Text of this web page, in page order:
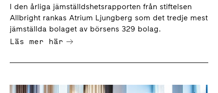
I den årliga jämställdshetsrapporten från stiftelsen
Allbright rankas Atrium Ljungberg som det tredje mest
jämställda bolaget av börsens 329 bolag.
Läs mer här